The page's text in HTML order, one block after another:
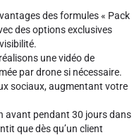
des formules « Pack
des options exclusives
une vidéo de
par drone si nécessaire.
sociaux, augmentant votre
avant pendant 30 jours dans
que dès qu’un client